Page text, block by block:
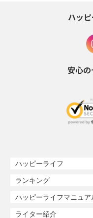
ハッピ
安心の
ハッピーライフ
ランキング
ハッピーライフマニュア
ライター紹介